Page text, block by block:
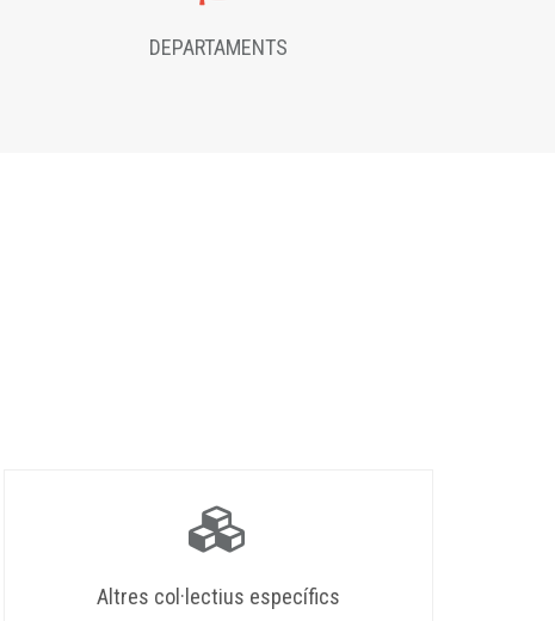
DEPARTAMENTS
Altres col·lectius específics